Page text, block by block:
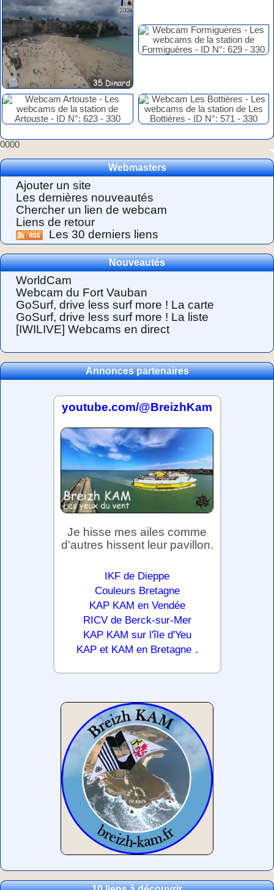
0000
Webmasters
Ajouter un site
Les dernières nouveautés
Chercher un lien de webcam
Liens de retour
Les 30 derniers liens
Nouveautés
WorldCam
Webcam du Fort Vauban
GoSurf, drive less surf more ! La carte
GoSurf, drive less surf more ! La liste
[IWILIVE] Webcams en direct
Annonces partenaires
youtube.com/@BreizhKam
Je hisse mes ailes comme
d'autres hissent leur pavillon.
IKF de Dieppe
Couleurs Bretagne
KAP KAM en Vendée
RICV de Berck-sur-Mer
KAP KAM sur l'île d'Yeu
KAP et KAM en Bretagne .